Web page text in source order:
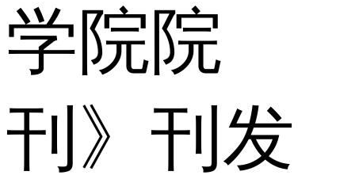
学院院
刊》刊发